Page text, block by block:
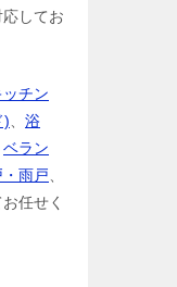
応してお
ッチン
)
浴
ベラン
雨戸
任せく